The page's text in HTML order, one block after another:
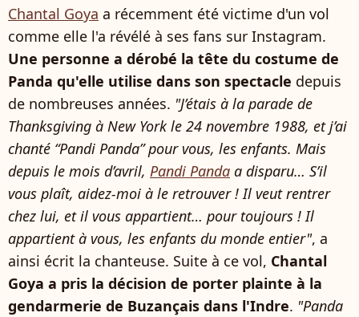
Chantal Goya a récemment été victime d'un vol
comme elle l'a révélé à ses fans sur Instagram.
Une personne a dérobé la tête du costume de
Panda qu'elle utilise dans son spectacle depuis
de nombreuses années. "J’étais à la parade de
Thanksgiving à New York le 24 novembre 1988, et j’ai
chanté “Pandi Panda” pour vous, les enfants. Mais
depuis le mois d’avril, Pandi Panda a disparu… S’il
vous plaît, aidez-moi à le retrouver ! Il veut rentrer
chez lui, et il vous appartient… pour toujours ! Il
appartient à vous, les enfants du monde entier", a
ainsi écrit la chanteuse. Suite à ce vol, Chantal
Goya a pris la décision de porter plainte à la
gendarmerie de Buzançais dans l'Indre. "Panda